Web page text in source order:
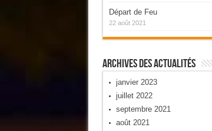
Départ de Feu
22 août 2021
Archives Des Actualités
janvier 2023
juillet 2022
septembre 2021
août 2021